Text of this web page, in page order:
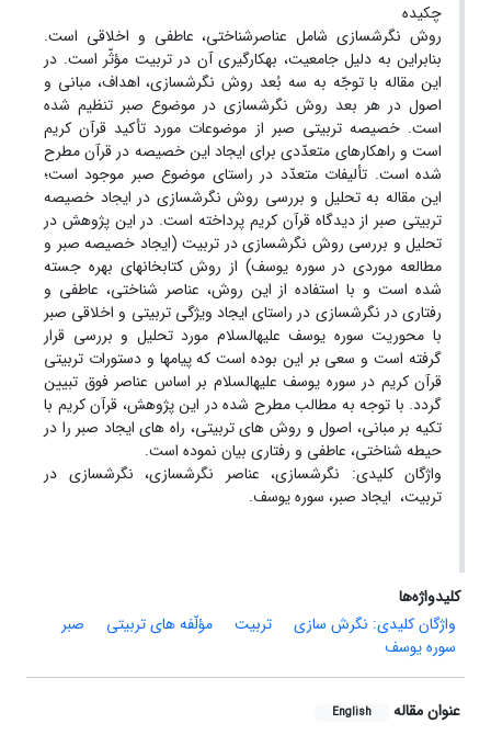
چکیده
روش نگرش­سازی شامل عناصرشناختی، عاطفی و اخلاقی است.
بنابراین به دلیل جامعیت، به­کارگیری آن در تربیت مؤثّر است. در
این مقاله با توجّه به سه بُعد روش نگرش­سازی، اهداف، مبانی و
اصول در هر بعد روش نگرش­سازی در موضوع صبر تنظیم شده
است. خصیصه تربیتی صبر از موضوعات مورد تأکید قرآن کریم
است و راهکارهای متعدّدی برای ایجاد این خصیصه در قرآن مطرح
شده است. تألیفات متعدّد در راستای موضوع صبر موجود است؛
این مقاله به تحلیل و بررسی روش نگرش­سازی در ایجاد خصیصه
تربیتی صبر از دیدگاه قرآن کریم پرداخته است. در این پژوهش در
تحلیل و بررسی روش نگرش­سازی در تربیت (ایجاد خصیصه صبر و
مطالعه موردی در سوره یوسف) از روش کتابخانه­ای بهره جسته
شده است و با استفاده از این روش، عناصر شناختی، عاطفی و
رفتاری در نگرش­سازی در راستای ایجاد ویژگی تربیتی و اخلاقی صبر
با محوریت سوره یوسف علیه­السلام مورد تحلیل و بررسی قرار
گرفته است و سعی بر این بوده است که پیام­ها و دستورات تربیتی
قرآن کریم در سوره یوسف علیه­السلام بر اساس عناصر فوق تبیین
گردد. با توجه به مطالب مطرح شده در این پژوهش، قرآن کریم با
تکیه بر مبانی، اصول و روش های تربیتی، راه های ایجاد صبر را در
حیطه شناختی، عاطفی و رفتاری بیان نموده است.
واژگان کلیدی: نگرش­سازی، عناصر نگرش­سازی، نگرش­سازی در
تربیت، ایجاد صبر، سوره یوسف.
کلیدواژه‌ها
واژگان کلیدی: نگرش سازی
تربیت مؤلّفه های تربیتی
صبر
سوره یوسف
عنوان مقاله English